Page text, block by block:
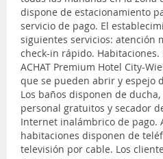
dispone de estacionamiento
servicio de pago. El
siguientes servicios: atención
check-in rápido. Habitaciones.
ACHAT Premium Hotel City-
que se pueden abrir y espejo
Los baños disponen de
personal gratuitos y secador
Internet inalámbrico de pago.
habitaciones disponen de
televisión por cable. Los